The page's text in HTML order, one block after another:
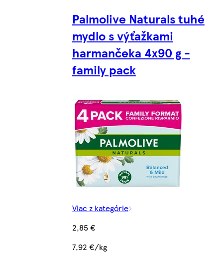
Palmolive Naturals tuhé
mydlo s výťažkami
harmančeka 4x90 g -
family pack
Viac z kategórie
2,85 €
7,92 €/kg